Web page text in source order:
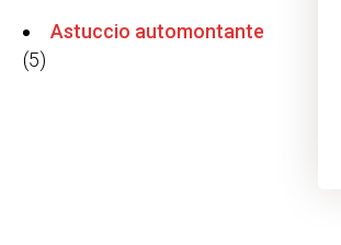
Astuccio automontante
(5)